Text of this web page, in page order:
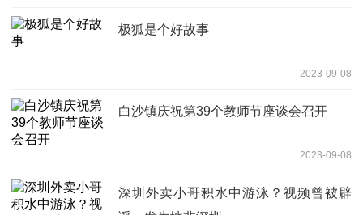
极狐是个好故事
2023-09-08
白沙镇庆祝第39个教师节座谈会召开
2023-09-08
深圳外卖小哥积水中游泳？视频曾被辟